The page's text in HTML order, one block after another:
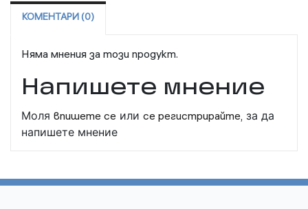
КОМЕНТАРИ (0)
Няма мнения за този продукт.
Напишете мнение
Моля впишете се или се регистрирайте, за да
напишете мнение